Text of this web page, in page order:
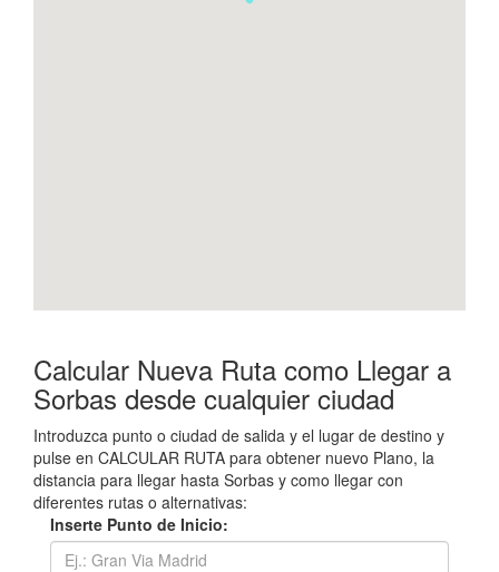
Calcular Nueva Ruta como Llegar a
Sorbas desde cualquier ciudad
Introduzca punto o ciudad de salida y el lugar de destino y
pulse en CALCULAR RUTA para obtener nuevo Plano, la
distancia para llegar hasta Sorbas y como llegar con
diferentes rutas o alternativas:
Inserte Punto de Inicio: